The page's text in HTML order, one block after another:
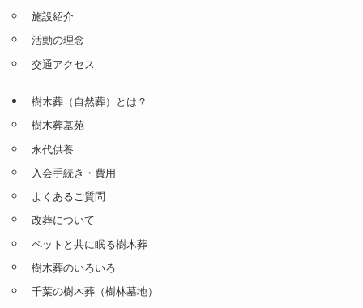
施設紹介
活動の理念
交通アクセス
樹木葬（自然葬）とは？
樹木葬墓苑
永代供養
入会手続き・費用
よくあるご質問
改葬について
ペットと共に眠る樹木葬
樹木葬のいろいろ
千葉の樹木葬（樹林墓地）